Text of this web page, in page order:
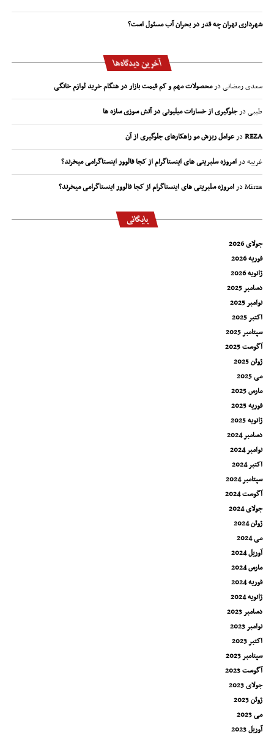
شهرداری تهران چه قدر در بحران آب مسئول است؟
آخرین دیدگاه‌ها
سعدی رمضانیدرمحصولات مهم و کم قیمت بازار در هنگام خرید لوازم خانگی
طیبیدرجلوگیری از خسارات میلیونی در آتش سوزی سازه ها
REZAدرعوامل ریزش مو راهکارهای جلوگیری از آن
غریبهدرامروزه سلبریتی های اینستاگرام از کجا فالوور اینستاگرامی میخرند؟
Mirzaدرامروزه سلبریتی های اینستاگرام از کجا فالوور اینستاگرامی میخرند؟
بایگانی
جولای 2026
فوریه 2026
ژانویه 2026
دسامبر 2025
نوامبر 2025
اکتبر 2025
سپتامبر 2025
آگوست 2025
ژوئن 2025
می 2025
مارس 2025
فوریه 2025
ژانویه 2025
دسامبر 2024
نوامبر 2024
اکتبر 2024
سپتامبر 2024
آگوست 2024
جولای 2024
ژوئن 2024
می 2024
آوریل 2024
مارس 2024
فوریه 2024
ژانویه 2024
دسامبر 2023
نوامبر 2023
اکتبر 2023
سپتامبر 2023
آگوست 2023
جولای 2023
ژوئن 2023
می 2023
آوریل 2023